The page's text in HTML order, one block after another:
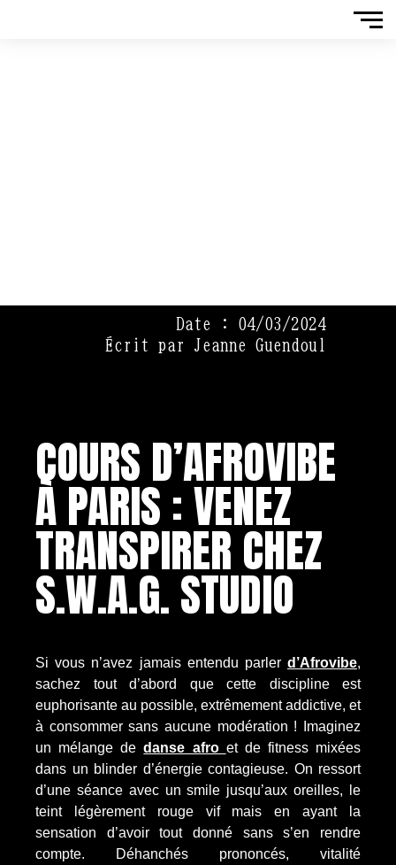
Date : 04/03/2024
Écrit par Jeanne Guendoul
COURS D’AFROVIBE
À PARIS : VENEZ
TRANSPIRER CHEZ
S.W.A.G. STUDIO
Si vous n’avez jamais entendu parler d’Afrovibe,
sachez tout d’abord que cette discipline est
euphorisante au possible, extrêmement addictive, et
à consommer sans aucune modération ! Imaginez
un mélange dedanse afro et de fitness mixées
dans un blinder d’énergie contagieuse. On ressort
d’une séance avec un smile jusqu’aux oreilles, le
teint légèrement rouge vif mais en ayant la
sensation d’avoir tout donné sans s’en rendre
compte. Déhanchés prononcés, vitalité